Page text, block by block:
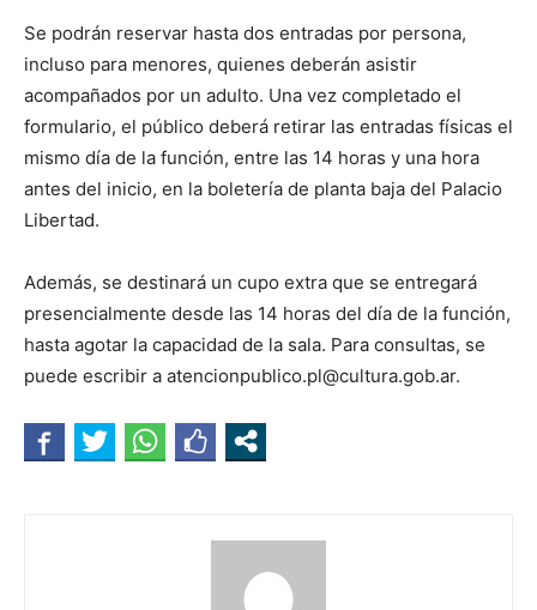
Se podrán reservar hasta dos entradas por persona,
incluso para menores, quienes deberán asistir
acompañados por un adulto. Una vez completado el
formulario, el público deberá retirar las entradas físicas el
mismo día de la función, entre las 14 horas y una hora
antes del inicio, en la boletería de planta baja del Palacio
Libertad.
Además, se destinará un cupo extra que se entregará
presencialmente desde las 14 horas del día de la función,
hasta agotar la capacidad de la sala. Para consultas, se
puede escribir a atencionpublico.pl@cultura.gob.ar.